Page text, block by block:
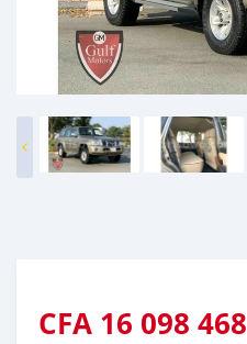
CFA 16 098 468